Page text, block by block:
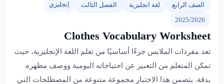
الصف الرابع لغة انجليزية الفصل الثالث إنجليزي
2025/2026
Clothes Vocabulary Worksheet
تعد مفردات الملابس جزءًا أساسيًا من تعلم اللغة الإنجليزية، حيث
تمكن المتعلم من التعبير عن احتياجاته اليومية ووصف مظهره
بدقة. يتضمن هذا الاختبار مجموعة متنوعة من المصطلحات التي